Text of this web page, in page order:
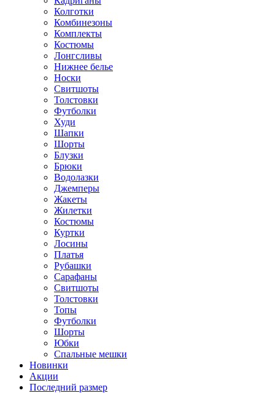
Колготки
Комбинезоны
Комплекты
Костюмы
Лонгсливы
Нижнее белье
Носки
Свитшоты
Толстовки
Футболки
Худи
Шапки
Шорты
Блузки
Брюки
Водолазки
Джемперы
Жакеты
Жилетки
Костюмы
Куртки
Лосины
Платья
Рубашки
Сарафаны
Свитшоты
Толстовки
Топы
Футболки
Шорты
Юбки
Спальные мешки
Новинки
Акции
Последний размер